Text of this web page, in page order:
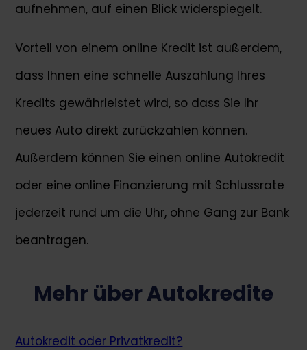
aufnehmen, auf einen Blick widerspiegelt.
Vorteil von einem online Kredit ist außerdem,
dass Ihnen eine schnelle Auszahlung Ihres
Kredits gewährleistet wird, so dass Sie Ihr
neues Auto direkt zurückzahlen können.
Außerdem können Sie einen online Autokredit
oder eine online Finanzierung mit Schlussrate
jederzeit rund um die Uhr, ohne Gang zur Bank
beantragen.
Mehr über Autokredite
Autokredit oder Privatkredit?